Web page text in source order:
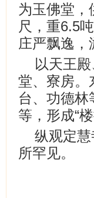
为玉佛堂，
尺，重6.5
庄严飘逸，
以天王
堂、寮房。
台、功德
等，形成“
纵观定
所罕见。